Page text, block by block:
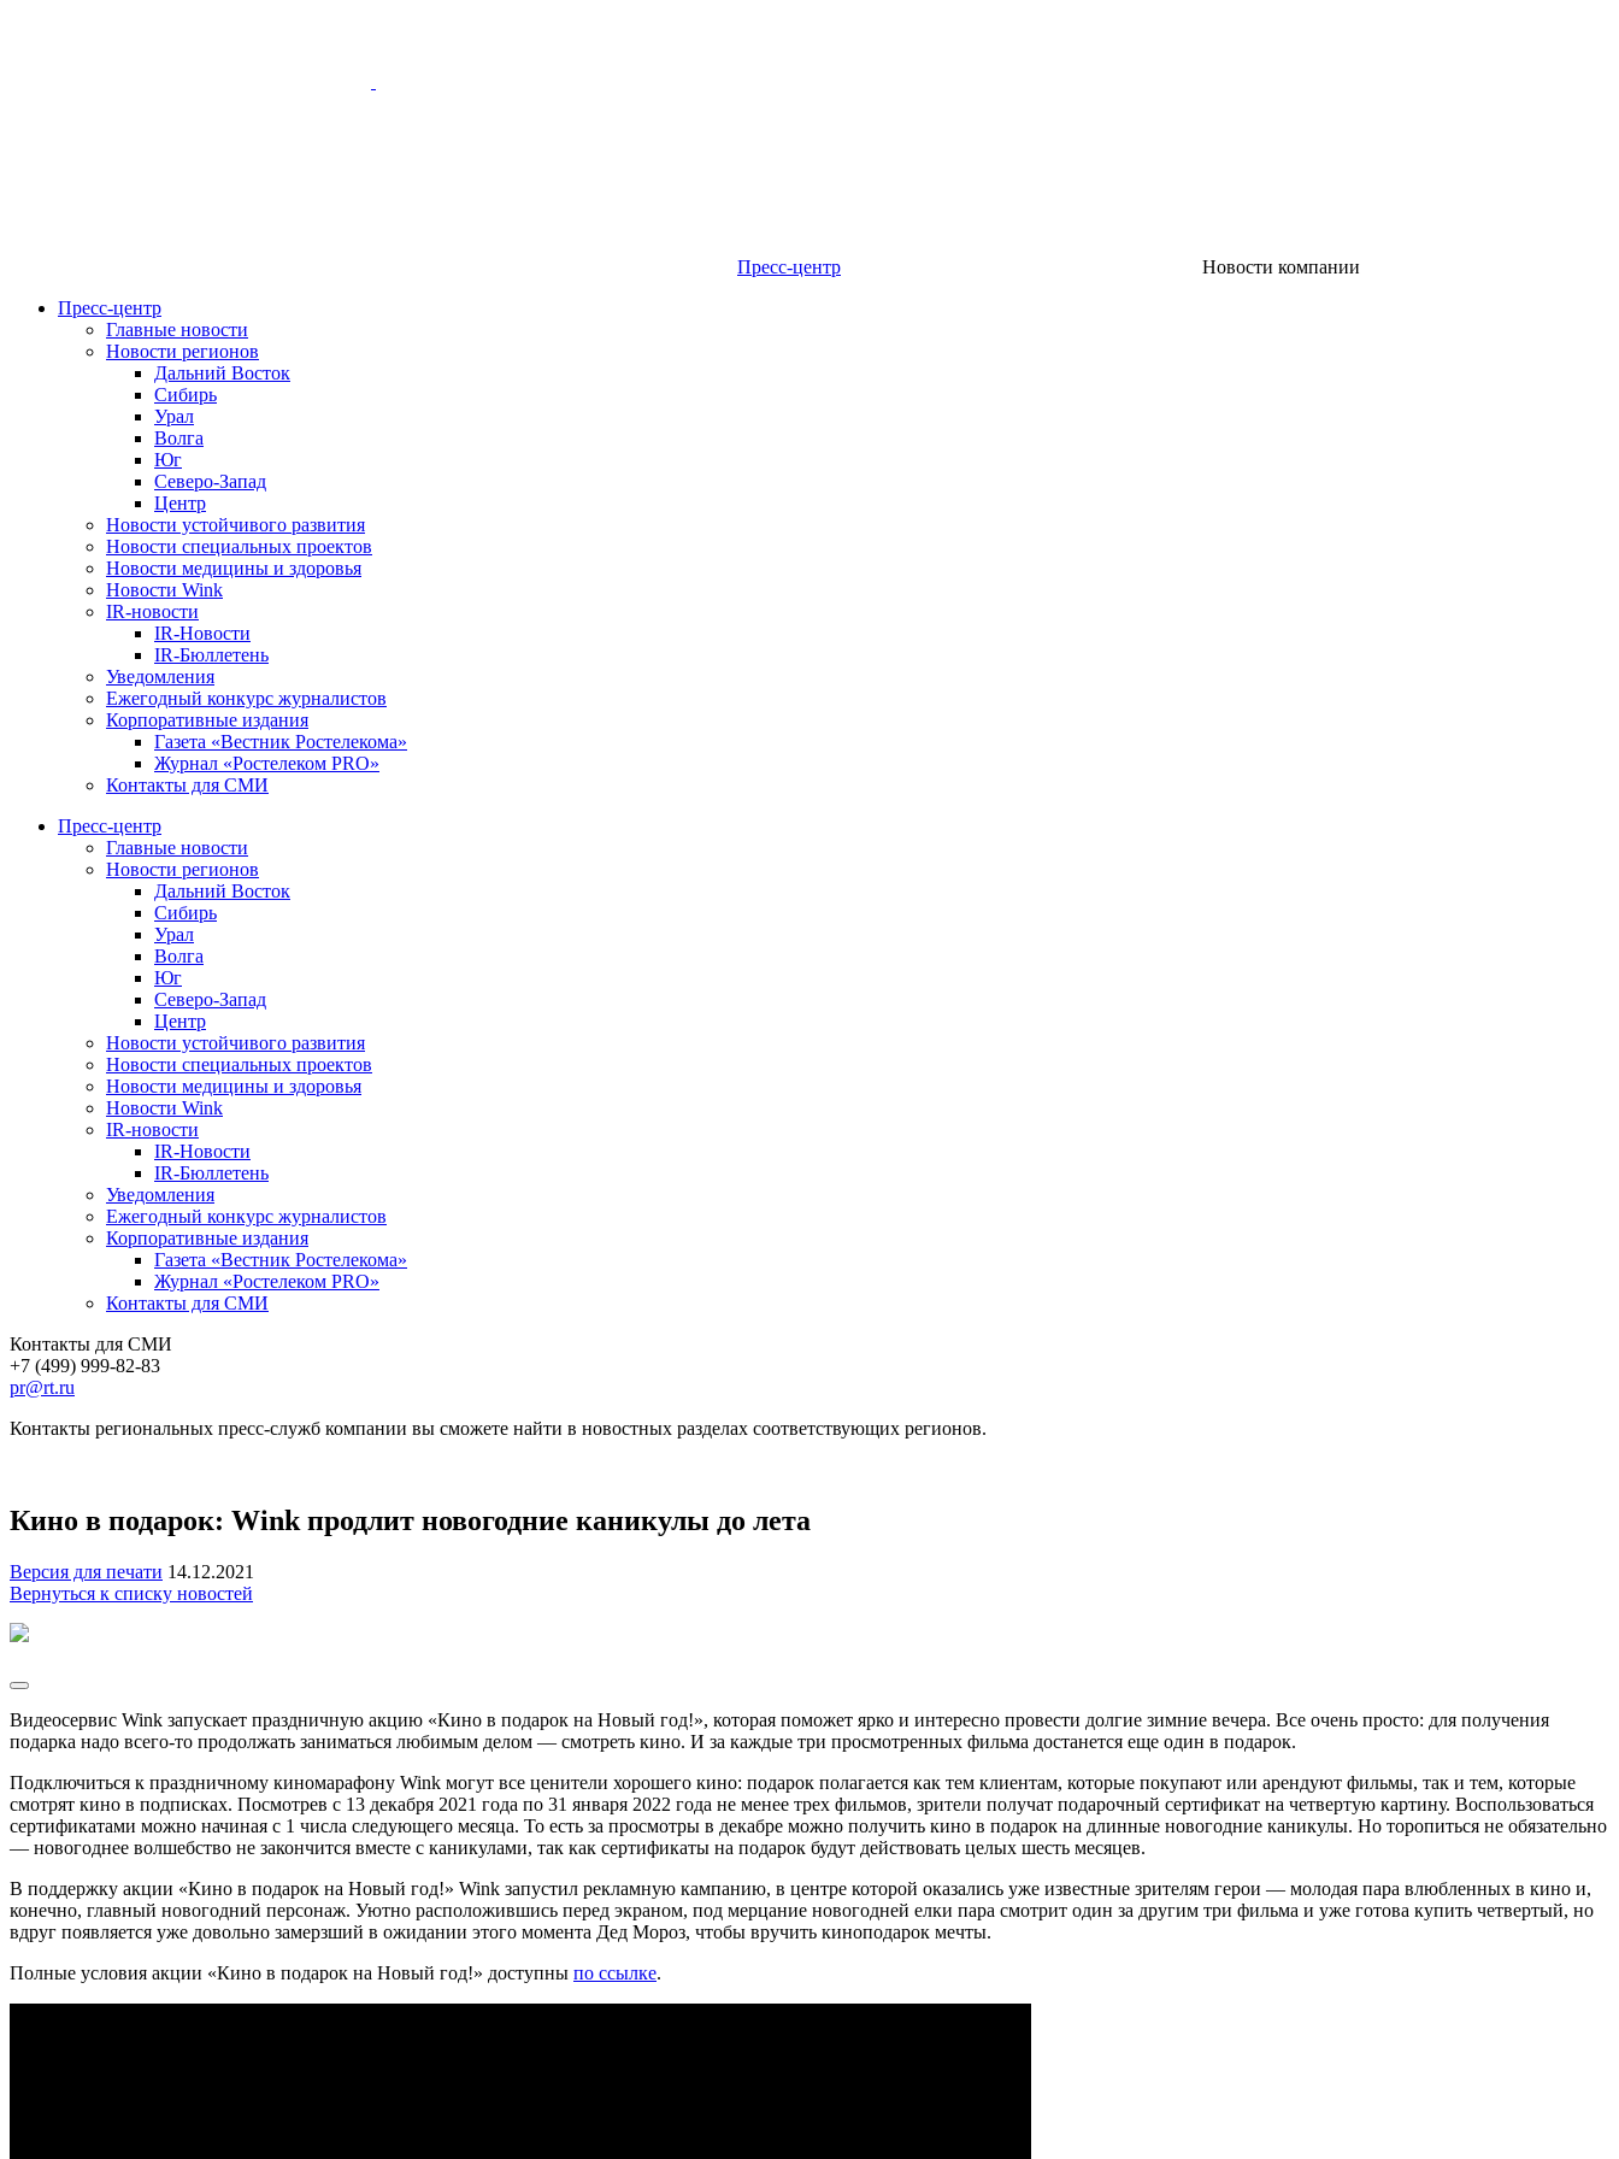
Пресс-центр
Новости компании
Пресс-центр
Главные новости
Новости регионов
Дальний Восток
Сибирь
Урал
Волга
Юг
Северо-Запад
Центр
Новости устойчивого развития
Новости специальных проектов
Новости медицины и здоровья
Новости Wink
IR-новости
IR-Новости
IR-Бюллетень
Уведомления
Ежегодный конкурс журналистов
Корпоративные издания
Газета «Вестник Ростелекома»
Журнал «Ростелеком PRO»
Контакты для СМИ
Пресс-центр
Главные новости
Новости регионов
Дальний Восток
Сибирь
Урал
Волга
Юг
Северо-Запад
Центр
Новости устойчивого развития
Новости специальных проектов
Новости медицины и здоровья
Новости Wink
IR-новости
IR-Новости
IR-Бюллетень
Уведомления
Ежегодный конкурс журналистов
Корпоративные издания
Газета «Вестник Ростелекома»
Журнал «Ростелеком PRO»
Контакты для СМИ
Контакты для СМИ
+7 (499) 999-82-83
pr@rt.ru
Контакты региональных пресс-служб компании вы сможете найти в новостных разделах соответствующих регионов.
Кино в подарок: Wink продлит новогодние каникулы до лета
Версия для печати 14.12.2021
Вернуться к списку новостей
Видеосервис Wink запускает праздничную акцию «Кино в подарок на Новый год!», которая поможет ярко и интересно провести долгие зимние вечера. Все очень просто: для получения
подарка надо всего-то продолжать заниматься любимым делом — смотреть кино. И за каждые три просмотренных фильма достанется еще один в подарок.
Подключиться к праздничному киномарафону Wink могут все ценители хорошего кино: подарок полагается как тем клиентам, которые покупают или арендуют фильмы, так и тем, которые
смотрят кино в подписках. Посмотрев с 13 декабря 2021 года по 31 января 2022 года не менее трех фильмов, зрители получат подарочный сертификат на четвертую картину. Воспользоваться
сертификатами можно начиная с 1 числа следующего месяца. То есть за просмотры в декабре можно получить кино в подарок на длинные новогодние каникулы. Но торопиться не обязательно
— новогоднее волшебство не закончится вместе с каникулами, так как сертификаты на подарок будут действовать целых шесть месяцев.
В поддержку акции «Кино в подарок на Новый год!» Wink запустил рекламную кампанию, в центре которой оказались уже известные зрителям герои — молодая пара влюбленных в кино и,
конечно, главный новогодний персонаж. Уютно расположившись перед экраном, под мерцание новогодней елки пара смотрит один за другим три фильма и уже готова купить четвертый, но
вдруг появляется уже довольно замерзший в ожидании этого момента Дед Мороз, чтобы вручить киноподарок мечты.
Полные условия акции «Кино в подарок на Новый год!» доступны по ссылке.